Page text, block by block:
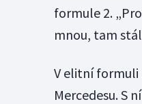
formule 2.
mnou, tam
V elitní formuli
Mercedesu. S